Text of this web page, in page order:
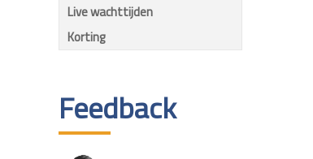
Live wachttijden
Korting
Feedback